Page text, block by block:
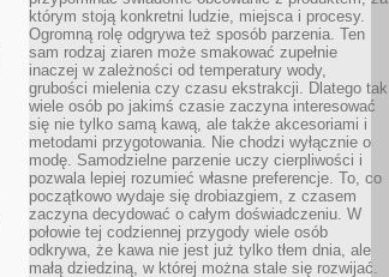
którym stoją konkretni ludzie, miejsca i procesy.
Ogromną rolę odgrywa też sposób parzenia. Ten
sam rodzaj ziaren może smakować zupełnie
inaczej w zależności od temperatury wody,
grubości mielenia czy czasu ekstrakcji. Dlatego tak
wiele osób po jakimś czasie zaczyna interesować
się nie tylko samą kawą, ale także akcesoriami i
metodami przygotowania. Nie chodzi wyłącznie o
modę. Samodzielne parzenie uczy cierpliwości i
pozwala lepiej rozumieć własne preferencje. To, co
początkowo wydaje się drobiazgiem, z czasem
zaczyna decydować o całym doświadczeniu. W
połowie tej codziennej przygody wiele osób
odkrywa, że kawa nie jest już tylko tłem dnia, ale
małą dziedziną, w której można stale się rozwijać.